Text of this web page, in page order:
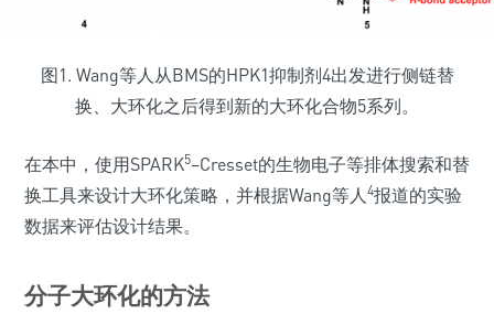
图1. Wang等人从BMS的HPK1抑制剂4出发进行侧链替
换、大环化之后得到新的大环化合物5系列。
在本中，使用SPARK5–Cresset的生物电子等排体搜索和替
换工具来设计大环化策略，并根据Wang等人 4报道的实验
数据来评估设计结果。
分子大环化的方法